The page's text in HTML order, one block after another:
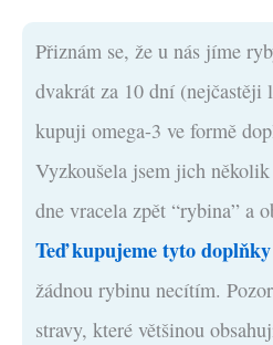
Přiznám se, že u nás jíme
dvakrát za 10 dní (nejčastěji
kupuji omega-3 ve formě
Vyzkoušela jsem jich
dne vracela zpět “rybina” a
Teď kupujeme tyto doplňky
žádnou rybinu necítím.
stravy, které většinou